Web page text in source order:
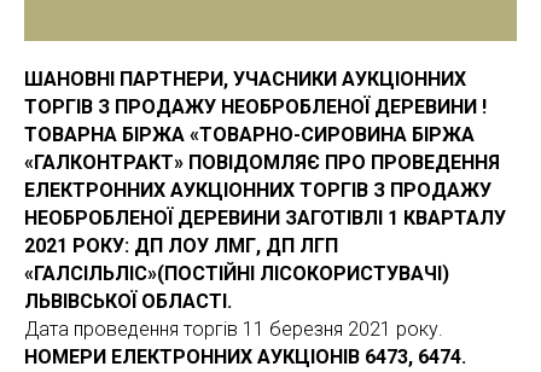
ШАНОВНІ ПАРТНЕРИ, УЧАСНИКИ АУКЦІОННИХ
ТОРГІВ З ПРОДАЖУ НЕОБРОБЛЕНОЇ ДЕРЕВИНИ !
ТОВАРНА БІРЖА «ТОВАРНО-СИРОВИНА БІРЖА
«ГАЛКОНТРАКТ» ПОВІДОМЛЯЄ ПРО ПРОВЕДЕННЯ
ЕЛЕКТРОННИХ АУКЦІОННИХ ТОРГІВ З ПРОДАЖУ
НЕОБРОБЛЕНОЇ ДЕРЕВИНИ ЗАГОТІВЛІ 1 КВАРТАЛУ
2021 РОКУ: ДП ЛОУ ЛМГ, ДП ЛГП
«ГАЛСІЛЬЛІС»(ПОСТІЙНІ ЛІСОКОРИСТУВАЧІ)
ЛЬВІВСЬКОЇ ОБЛАСТІ.
Дата проведення торгів 11 березня 2021 року.
НОМЕРИ ЕЛЕКТРОННИХ АУКЦІОНІВ 6473, 6474.